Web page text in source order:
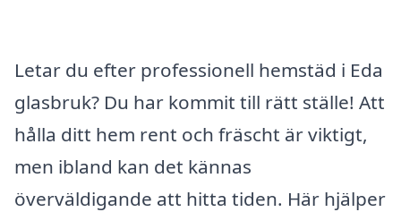
Letar du efter professionell hemstäd i Eda
glasbruk? Du har kommit till rätt ställe! Att
hålla ditt hem rent och fräscht är viktigt,
men ibland kan det kännas
överväldigande att hitta tiden. Här hjälper